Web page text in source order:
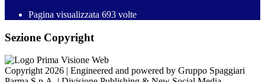
Pagina visualizzata 693 volte
Sezione Copyright
Copyright 2026 | Engineered and powered by Gruppo Spaggiari